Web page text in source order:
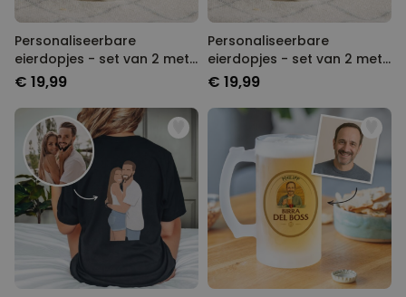
Personaliseerbare
eierdopjes - set van 2 met
monogram
€ 19,99
Personaliseerbare
eierdopjes - set van 2 met
naam en symbool
€ 19,99